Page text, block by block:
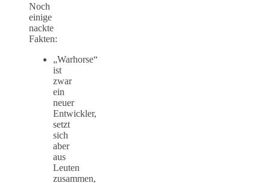
Noch
einige
nackte
Fakten:
„Warhorse“
ist
zwar
ein
neuer
Entwickler,
setzt
sich
aber
aus
Leuten
zusammen,